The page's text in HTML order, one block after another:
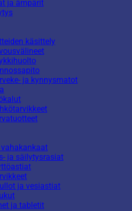
ja ämpärit
käsittely
ja kynnysmatot
ja säilytysrasiat
ja vesiastiat
ja tabletit